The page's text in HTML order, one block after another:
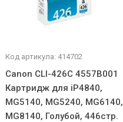
Код артикула: 414702
Canon CLI-426C 4557B001
Картридж для iP4840,
MG5140, MG5240, MG6140,
MG8140, Голубой, 446стр.